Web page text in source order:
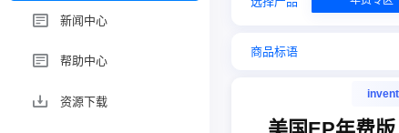
新闻中心
帮助中心
资源下载
商品标语